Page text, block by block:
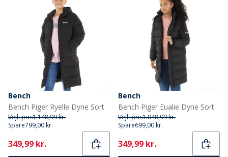
Bench
Bench Piger Ryelle Dyne Sort
Vejl. pris1.148,99 kr.
Spare799,00 kr.
Current
349,99 kr.
Bench
Bench Piger Eualie Dyne Sort
Vejl. pris1.048,99 kr.
Spare699,00 kr.
Current
349,99 kr.